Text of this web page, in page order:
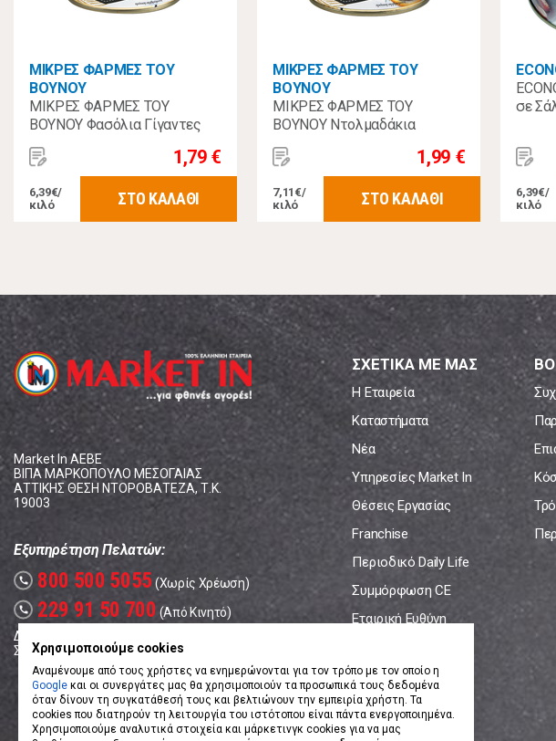
ΜΙΚΡΕΣ ΦΑΡΜΕΣ ΤΟΥ
ΒΟΥΝΟΥ
ΜΙΚΡΕΣ ΦΑΡΜΕΣ ΤΟΥ
ΒΟΥΝΟΥ Φασόλια Γίγαντες
280γρ
1,79 €
6,39€/
κιλό
ΣΤΟ ΚΑΛΑΘΙ
ΜΙΚΡΕΣ ΦΑΡΜΕΣ ΤΟΥ
ΒΟΥΝΟΥ
ΜΙΚΡΕΣ ΦΑΡΜΕΣ ΤΟΥ
ΒΟΥΝΟΥ Ντολμαδάκια
Γιαλαντζί 280γρ
1,99 €
7,11€/
κιλό
ΣΤΟ ΚΑΛΑΘΙ
σε
6,39€/
κιλό
Market In ΑΕΒΕ
ΒΙΠΑ ΜΑΡΚΟΠΟΥΛΟ ΜΕΣΟΓΑΙΑΣ
ΑΤΤΙΚΗΣ ΘΕΣΗ ΝΤΟΡΟΒΑΤΕΖΑ, Τ.Κ.
19003
Εξυπηρέτηση Πελατών:
call 800 500 5055 (Χωρίς Χρέωση)
call 229 91 50 700 (Από Κινητό)
Δευτέρα - Παρασκευή: 08:00 - 17:00
Σάββατο: 08:00 – 14:00
ΣΧΕΤΙΚΑ ΜΕ ΜΑΣ
Η Εταιρεία
Καταστήματα
Νέα
Υπηρεσίες Market In
Θέσεις Εργασίας
Franchise
Περιοδικό Daily Life
Συμμόρφωση CE
Εταιρική Ευθύνη
Χρησιμοποιούμε cookies
Αναμένουμε από τους χρήστες να ενημερώνονται για τον τρόπο με τον οποίο η
Google και οι συνεργάτες μας θα χρησιμοποιούν τα προσωπικά τους δεδομένα
όταν δίνουν τη συγκατάθεσή τους και βελτιώνουν την εμπειρία χρήστη. Τα
cookies που διατηρούν τη λειτουργία του ιστότοπου είναι πάντα ενεργοποιημένα.
Χρησιμοποιούμε αναλυτικά στοιχεία και μάρκετινγκ cookies για να μας